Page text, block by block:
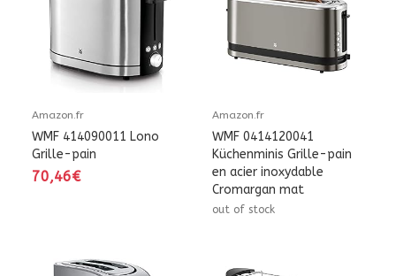
Amazon.fr
WMF 414090011 Lono
Grille-pain
70,46€
Amazon.fr
WMF 0414120041
Küchenminis Grille-pain
en acier inoxydable
Cromargan mat
out of stock